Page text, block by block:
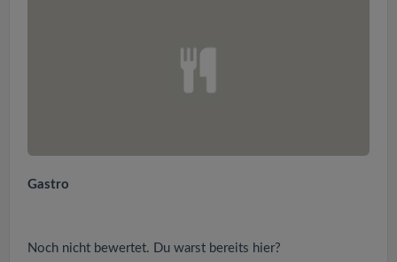
Gastro
Noch nicht bewertet. Du warst bereits hier?